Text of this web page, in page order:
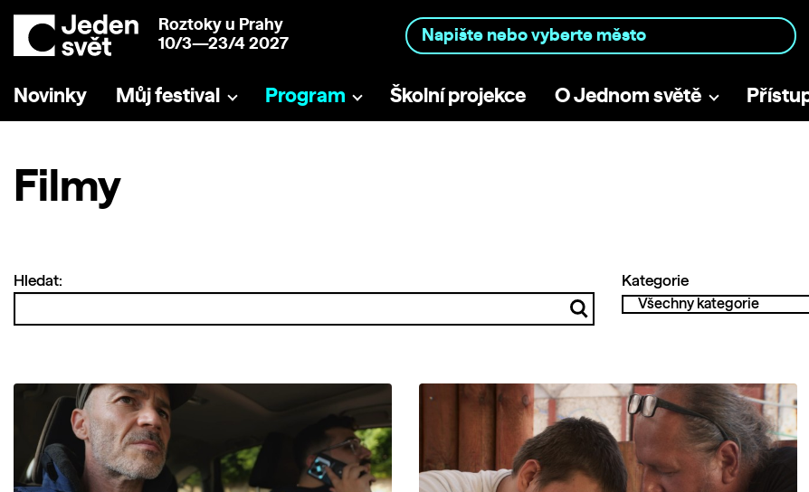
Roztoky u Prahy
10/3—23/4 2027
Novinky Můj festival Program Školní projekce O Jednom světě
Filmy
Hledat: Kategorie